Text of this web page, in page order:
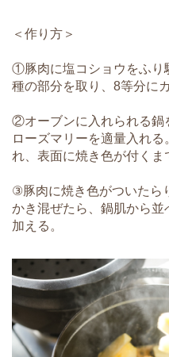
＜作り方＞
①豚肉に塩コショウをふり
種の部分を取り、8等分に
②オーブンに入れられる鍋
ローズマリーを適量入れ
れ、表面に焼き色が付くま
③豚肉に焼き色がついたら
かき混ぜたら、鍋肌から
加える。